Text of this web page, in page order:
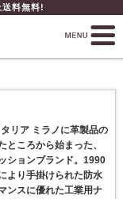
料無料!
リア ミラノに革製品の
ところから始まった、
ションブランド。1990
より手掛けられた防水
ンスに優れた工業用ナ